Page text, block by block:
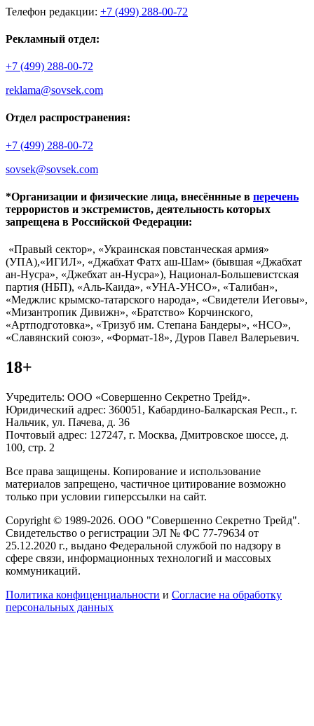
Телефон редакции: +7 (499) 288-00-72
Рекламный отдел:
+7 (499) 288-00-72
reklama@sovsek.com
Отдел распространения:
+7 (499) 288-00-72
sovsek@sovsek.com
*Организации и физические лица, внесённные в перечень
террористов и экстремистов, деятельность которых
запрещена в Российской Федерации:
«Правый сектор», «Украинская повстанческая армия»
(УПА),«ИГИЛ», «Джабхат Фатх аш-Шам» (бывшая «Джабхат
ан-Нусра», «Джебхат ан-Нусра»), Национал-Большевистская
партия (НБП), «Аль-Каида», «УНА-УНСО», «Талибан»,
«Меджлис крымско-татарского народа», «Свидетели Иеговы»,
«Мизантропик Дивижн», «Братство» Корчинского,
«Артподготовка», «Тризуб им. Степана Бандеры», «НСО»,
«Славянский союз», «Формат-18», Дуров Павел Валерьевич.
18+
Учредитель: ООО «Совершенно Секретно Трейд».
Юридический адрес: 360051, Кабардино-Балкарская Респ., г.
Нальчик, ул. Пачева, д. 36
Почтовый адрес: 127247, г. Москва, Дмитровское шоссе, д.
100, стр. 2
Все права защищены. Копирование и использование
материалов запрещено, частичное цитирование возможно
только при условии гиперссылки на сайт.
Copyright © 1989-2026. ООО "Совершенно Секретно Трейд".
Свидетельство о регистрации ЭЛ № ФС 77-79634 от
25.12.2020 г., выдано Федеральной службой по надзору в
сфере связи, информационных технологий и массовых
коммуникаций.
Политика конфиценциальности и Согласие на обработку
персональных данных